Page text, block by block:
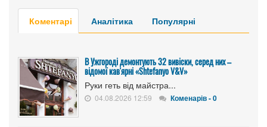
Коментарі Аналітика Популярні
В Ужгороді демонтують 32 вивіски, серед них –
відомої кав'ярні «Shtefanyo V&V»
Руки геть від майстра...
04.08.2026 12:59 Коменарів - 0